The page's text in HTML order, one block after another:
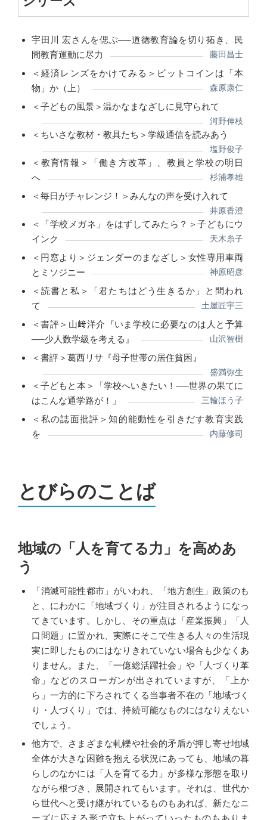
宇田川 宏さんを偲ぶ──道徳教育論を切り拓き、民
間教育運動に尽力
藤田昌士
＜経済レンズをかけてみる＞ビットコインは「本
物」か（上）
森原康仁
＜子どもの風景＞温かなまなざしに見守られて
河野伸枝
＜ちいさな教材・教具たち＞学級通信を読みあう
塩野俊子
＜教育情報＞「働き方改革」、教員と学校の明日
へ
杉浦孝雄
＜毎日がチャレンジ！＞みんなの声を受け入れて
井原香澄
＜「学校メガネ」をはずしてみたら？＞子どもにウ
インク
天木糸子
＜円窓より＞ジェンダーのまなざし＞女性専用車両
とミソジニー
神原昭彦
＜読書と私＞「君たちはどう生きるか」と問われ
て
土屋匠宇三
＜書評＞山﨑洋介『いま学校に必要なのは人と予算
──少人数学級を考える』
山沢智樹
＜書評＞葛西リサ『母子世帯の居住貧困』
盛満弥生
＜子どもと本＞「学校へいきたい！──世界の果てに
はこんな通学路が！」
三輪ほう子
＜私の誌面批評＞知的能動性を引きだす教育実践
を
内藤修司
とびらのことば
地域の「人を育てる力」を高めあ
う
「消滅可能性都市」がいわれ、「地方創生」政策のも
と、にわかに「地域づくり」が注目されるようになっ
てきています。しかし、その重点は「産業振興」「人
口問題」に置かれ、実際にそこで生きる人々の生活現
実に即したものにはなりきれていない場合も少なくあ
りません。また、「一億総活躍社会」や「人づくり革
命」などのスローガンが出されていますが、「上か
ら」一方的に下ろされてくる当事者不在の「地域づく
り・人づくり」では、持続可能なものにはなりえない
でしょう。
他方で、さまざまな軋轢や社会的矛盾が押し寄せ地域
全体が大きな困難を抱える状況にあっても、地域の暮
らしのなかには「人を育てる力」が多様な形態を取り
ながら根づき、展開されてもいます。それは、世代か
ら世代へと受け継がれているものもあれば、新たなニ